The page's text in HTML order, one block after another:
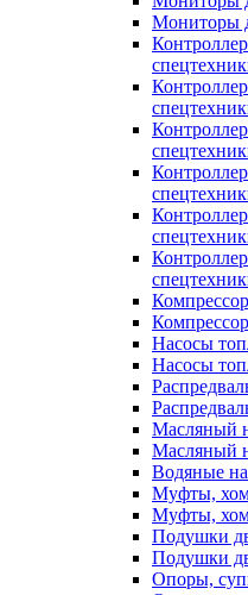
Мониторы
Насосы
Насосы
Масляный
Масляный
Водяные
Муфты,
Муфты,
Подушки
Подушки
Опоры,